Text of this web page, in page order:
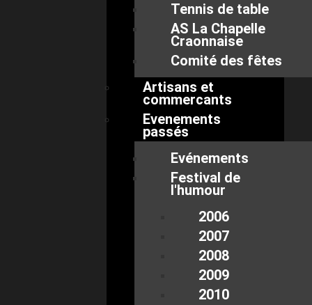
Tennis de table
AS La Chapelle
Craonnaise
Comité des fêtes
Artisans et
commercants
Evenements
passés
Evénements
Festival de
l'humour
2006
2007
2008
2009
2010